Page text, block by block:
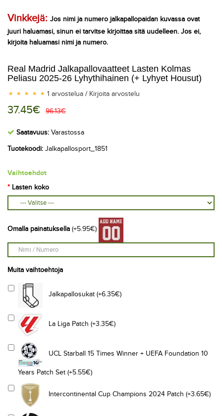
Vinkkejä: Jos nimi ja numero jalkapallopaidan kuvassa ovat
juuri haluamasi, sinun ei tarvitse kirjoittaa sitä uudelleen. Jos ei,
kirjoita haluamasi nimi ja numero.
Real Madrid Jalkapallovaatteet Lasten Kolmas
Peliasu 2025-26 Lyhythihainen (+ Lyhyet Housut)
1 arvostelua / Kirjoita arvostelu
37.45€ 96.13€
Saatavuus: Varastossa
Tuotekoodi: Jalkapallosport_1851
Vaihtoehdot
Lasten koko
Omalla painatuksella (+5.95€)
Muita vaihtoehtoja
Jalkapallosukat (+6.35€)
La Liga Patch (+3.35€)
UCL Starball 15 Times Winner + UEFA Foundation 10
Years Patch Set (+5.55€)
Intercontinental Cup Champions 2024 Patch (+3.65€)